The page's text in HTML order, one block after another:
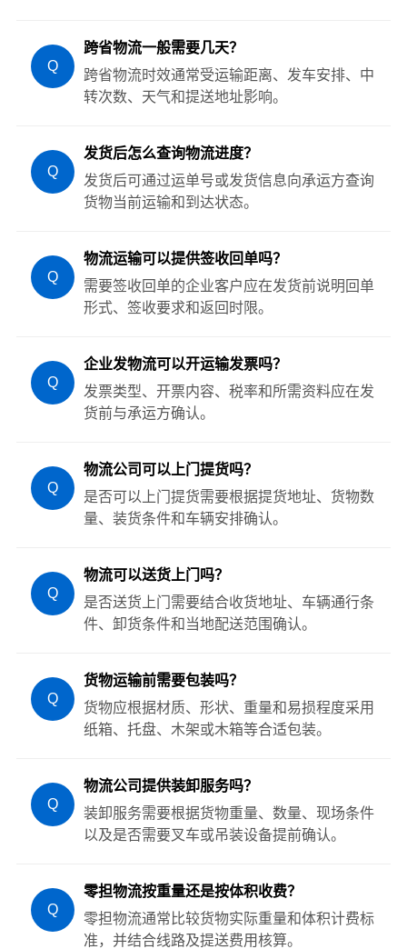
Q
跨省物流一般需要几天？
跨省物流时效通常受运输距离、发车安排、中
转次数、天气和提送地址影响。
Q
发货后怎么查询物流进度？
发货后可通过运单号或发货信息向承运方查询
货物当前运输和到达状态。
Q
物流运输可以提供签收回单吗？
需要签收回单的企业客户应在发货前说明回单
形式、签收要求和返回时限。
Q
企业发物流可以开运输发票吗？
发票类型、开票内容、税率和所需资料应在发
货前与承运方确认。
Q
物流公司可以上门提货吗？
是否可以上门提货需要根据提货地址、货物数
量、装货条件和车辆安排确认。
Q
物流可以送货上门吗？
是否送货上门需要结合收货地址、车辆通行条
件、卸货条件和当地配送范围确认。
Q
货物运输前需要包装吗？
货物应根据材质、形状、重量和易损程度采用
纸箱、托盘、木架或木箱等合适包装。
Q
物流公司提供装卸服务吗？
装卸服务需要根据货物重量、数量、现场条件
以及是否需要叉车或吊装设备提前确认。
Q
零担物流按重量还是按体积收费？
零担物流通常比较货物实际重量和体积计费标
准，并结合线路及提送费用核算。